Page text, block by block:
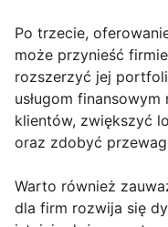
Po trzecie,
może przynieść
rozszerzyć jej
usługom
klientów, zwiększyć
oraz zdobyć
Warto również
dla firm rozwija się